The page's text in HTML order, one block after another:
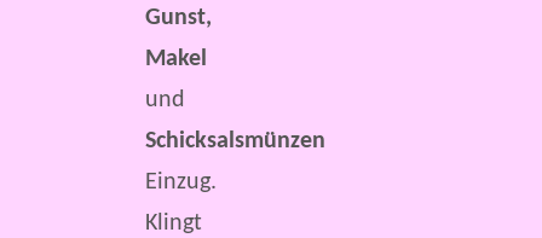
Gunst,
Makel
und
Schicksalsmünzen
Einzug.
Klingt